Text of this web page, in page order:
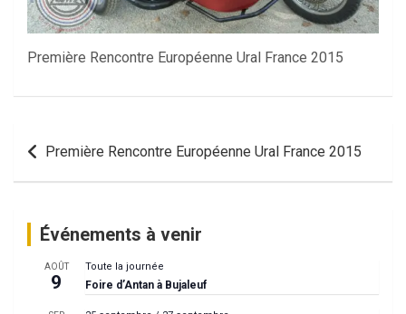
Première Rencontre Européenne Ural France 2015
Navigation
Première Rencontre Européenne Ural France 2015
Événements à venir
AOÛT
9
Toute la journée
Foire d’Antan à Bujaleuf